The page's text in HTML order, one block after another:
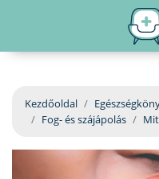
EGÉSZSÉGKÖNYVTÁR
BETEGSÉGKALAUZ
ÜGYELETKERESŐ
Kezdőoldal
Fog- és szájápolás